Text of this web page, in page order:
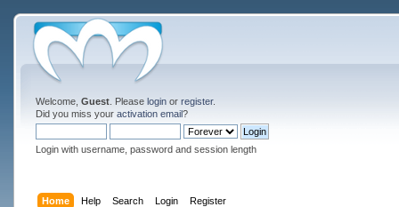
Welcome, Guest. Please loginor register.
Did you miss your activation email?
Login with username, password and session length
Home Help Search Login Register